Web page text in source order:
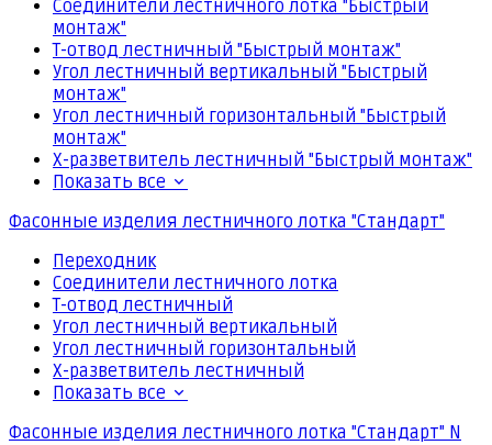
Соединители лестничного лотка "Быстрый
монтаж"
Т-отвод лестничный "Быстрый монтаж"
Угол лестничный вертикальный "Быстрый
монтаж"
Угол лестничный горизонтальный "Быстрый
монтаж"
Х-разветвитель лестничный "Быстрый монтаж"
Показать все
Фасонные изделия лестничного лотка "Стандарт"
Переходник
Соединители лестничного лотка
Т-отвод лестничный
Угол лестничный вертикальный
Угол лестничный горизонтальный
Х-разветвитель лестничный
Показать все
Фасонные изделия лестничного лотка "Стандарт" N